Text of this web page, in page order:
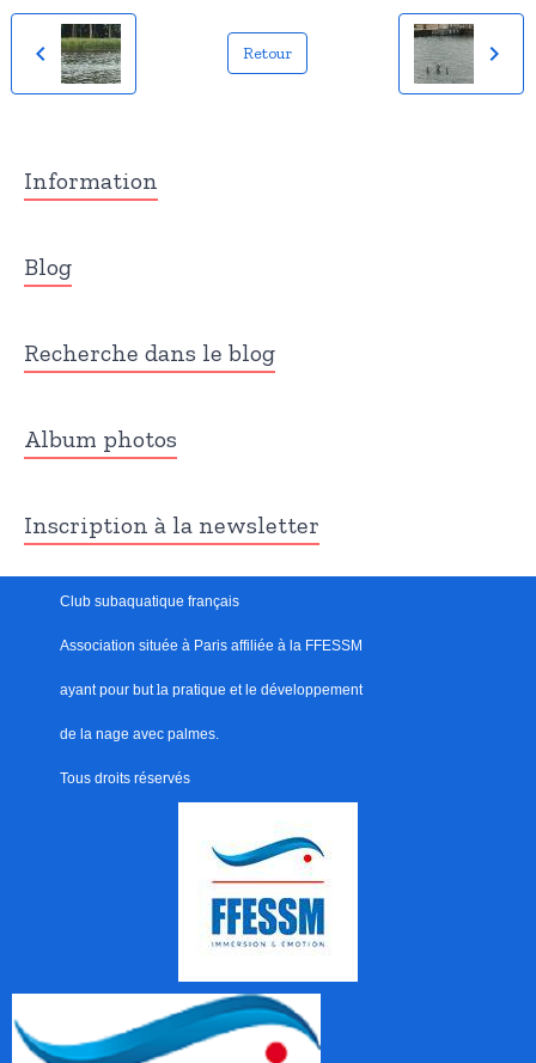
Retour
Information
Blog
Recherche dans le blog
Album photos
Inscription à la newsletter
Club subaquatique français
Association située à Paris affiliée à la FFESSM
ayant pour but la pratique et le développement
de la nage avec palmes.
Tous droits réservés